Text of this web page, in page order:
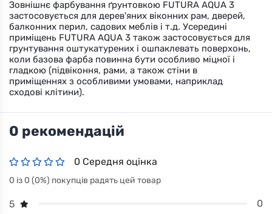
Зовнішнє фарбування ґрунтовкою FUTURA AQUA 3
застосовується для дерев'яних віконних рам, дверей,
балконних перил, садових меблів і т.д. Усередині
приміщень FUTURA AQUA 3 також застосовується для
грунтування оштукатурених і ошпаклевать поверхонь,
коли базова фарба повинна бути особливо міцної і
гладкою (підвіконня, рами, а також стіни в
приміщеннях з особливими умовами, наприклад
сходові клітини).
0 рекомендацій
0 Середня оцінка
0 із 0 (0%) покупців радять цей товар
5
0